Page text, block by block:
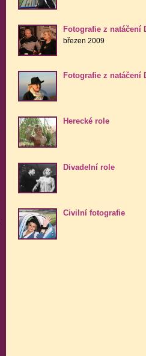
Fotografie z natáčení
březen 2009
Fotografie z natáčení
Herecké role
Divadelní role
Civilní fotografie